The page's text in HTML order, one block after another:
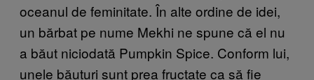
oceanul de feminitate. În alte ordine de idei,
un bărbat pe nume Mekhi ne spune că el nu
a băut niciodată Pumpkin Spice. Conform lui,
unele băuturi sunt prea fructate ca să fie